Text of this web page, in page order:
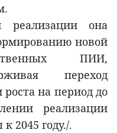
реализации она
новой
ПИИ,
переход
на период до
реализации
2045 году./.